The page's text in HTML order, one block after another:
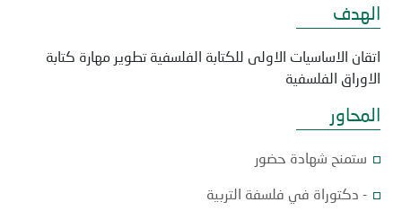
الهدف
اتقان الاساسيات الاولى للكتابة الفلسفية تطوير مهارة كتابة
الاوراق الفلسفية
المحاور
ستمنح شهادة حضور
- دكتوراة في فلسفة التربية